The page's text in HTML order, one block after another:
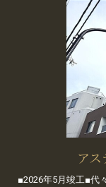
ア
■2026年5月竣工■代